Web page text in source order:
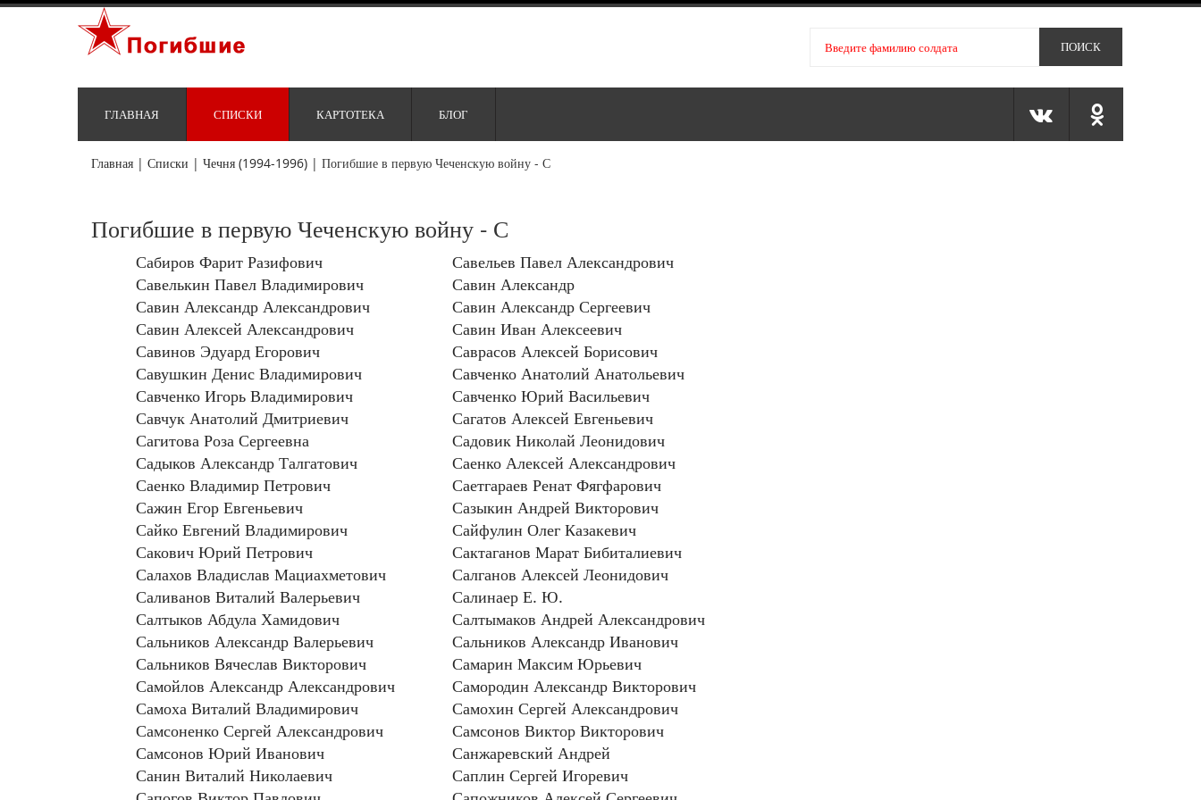
ГЛАВНАЯ СПИСКИ КАРТОТЕКА БЛОГ
Главная | Списки | Чечня (1994-1996) | Погибшие в первую Чеченскую войну - С
Погибшие в первую Чеченскую войну - С
Сабиров Фарит Разифович
Савельев Павел Александрович
Савелькин Павел Владимирович
Савин Александр
Савин Александр Александрович
Савин Александр Сергеевич
Савин Алексей Александрович
Савин Иван Алексеевич
Савинов Эдуард Егорович
Саврасов Алексей Борисович
Савушкин Денис Владимирович
Савченко Анатолий Анатольевич
Савченко Игорь Владимирович
Савченко Юрий Васильевич
Савчук Анатолий Дмитриевич
Сагатов Алексей Евгеньевич
Сагитова Роза Сергеевна
Садовик Николай Леонидович
Садыков Александр Талгатович
Саенко Алексей Александрович
Саенко Владимир Петрович
Саетгараев Ренат Фягфарович
Сажин Егор Евгеньевич
Сазыкин Андрей Викторович
Сайко Евгений Владимирович
Сайфулин Олег Казакевич
Сакович Юрий Петрович
Сактаганов Марат Бибиталиевич
Салахов Владислав Мациахметович
Салганов Алексей Леонидович
Саливанов Виталий Валерьевич
Салинаер Е. Ю.
Салтыков Абдула Хамидович
Салтымаков Андрей Александрович
Сальников Александр Валерьевич
Сальников Александр Иванович
Сальников Вячеслав Викторович
Самарин Максим Юрьевич
Самойлов Александр Александрович
Самородин Александр Викторович
Самоха Виталий Владимирович
Самохин Сергей Александрович
Самсоненко Сергей Александрович
Самсонов Виктор Викторович
Самсонов Юрий Иванович
Санжаревский Андрей
Санин Виталий Николаевич
Саплин Сергей Игоревич